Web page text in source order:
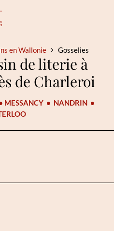
en Wallonie Gosselies
de literie à
de Charleroi
MESSANCY • NANDRIN •